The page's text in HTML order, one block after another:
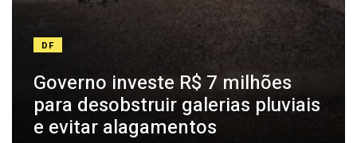
DF
Governo investe R$ 7 milhões
para desobstruir galerias pluviais
e evitar alagamentos